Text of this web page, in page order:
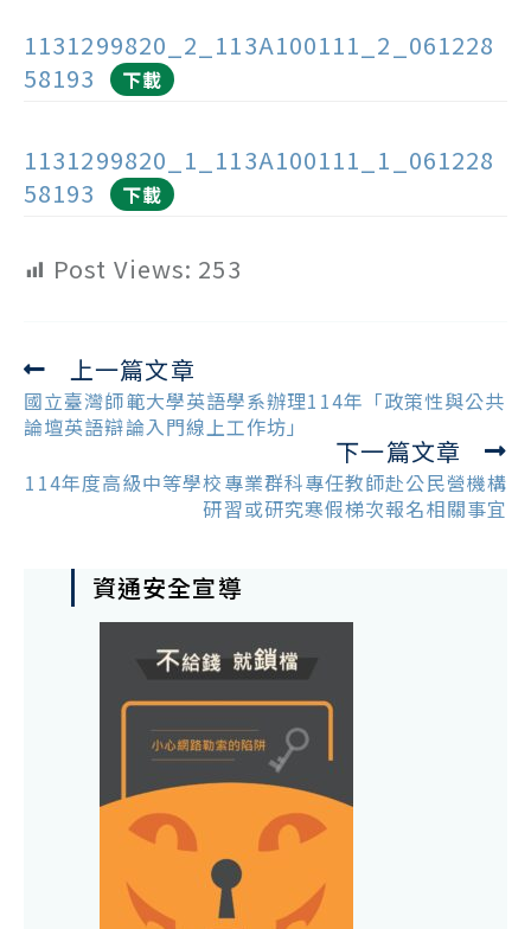
1131299820_2_113A100111_2_061228
58193
下載
1131299820_1_113A100111_1_061228
58193
下載
Post Views: 253
Read
more
articles
上一篇文章
國立臺灣師範大學英語學系辦理114年「政策性與公共
論壇英語辯論入門線上工作坊」
下一篇文章
114年度高級中等學校專業群科專任教師赴公民營機構
研習或研究寒假梯次報名相關事宜
資通安全宣導